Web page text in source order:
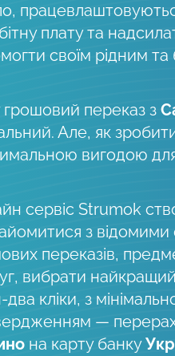
плату та
своїм рідним та
переказ з
Але, як
вигодою
сервіс Strumok
з
переказів,
вибрати
кліки, з
—
на карту банку